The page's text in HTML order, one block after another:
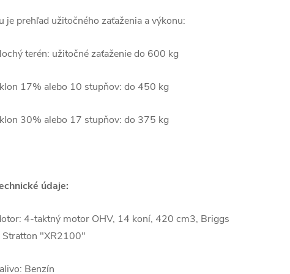
je prehľad užitočného zaťaženia a výkonu:
terén: užitočné zaťaženie do 600 kg
17% alebo 10 stupňov: do 450 kg
30% alebo 17 stupňov: do 375 kg
údaje:
4-taktný motor OHV, 14 koní, 420 cm3, Briggs
Stratton "XR2100"
Benzín